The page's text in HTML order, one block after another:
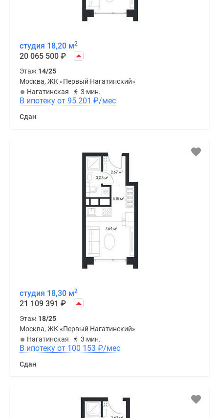
студия 18,20 м2
20 065 500 ₽
Этаж 14/25
Москва, ЖК «Первый Нагатинский»
Нагатинская
3 мин.
В ипотеку от 95 201 ₽/мес
Сдан
студия 18,30 м2
21 109 391 ₽
Этаж 18/25
Москва, ЖК «Первый Нагатинский»
Нагатинская
3 мин.
В ипотеку от 100 153 ₽/мес
Сдан